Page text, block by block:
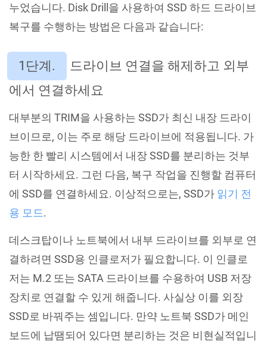
누었습니다. Disk Drill을 사용하여 SSD 하드 드라이브
복구를 수행하는 방법은 다음과 같습니다:
1단계.
드라이브 연결을 해제하고 외부
에서 연결하세요
대부분의 TRIM을 사용하는 SSD가 최신 내장 드라이
브이므로, 이는 주로 해당 드라이브에 적용됩니다. 가
능한 한 빨리 시스템에서 내장 SSD를 분리하는 것부
터 시작하세요. 그런 다음, 복구 작업을 진행할 컴퓨터
에 SSD를 연결하세요. 이상적으로는, SSD가 읽기 전
용 모드.
데스크탑이나 노트북에서 내부 드라이브를 외부로 연
결하려면 SSD용 인클로저가 필요합니다. 이 인클로
저는 M.2 또는 SATA 드라이브를 수용하여 USB 저장
장치로 연결할 수 있게 해줍니다. 사실상 이를 외장
SSD로 바꿔주는 셈입니다. 만약 노트북 SSD가 메인
보드에 납땜되어 있다면 분리하는 것은 비현실적입니